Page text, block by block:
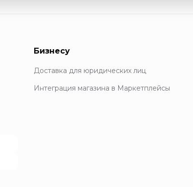
Бизнесу
Доставка для юридических лиц
Интеграция магазина в Маркетплейсы